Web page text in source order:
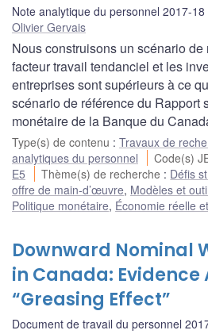
Note analytique du personnel 2017-18
Olivier Gervais
Nous construisons un scénario
facteur travail tendanciel et les
entreprises sont supérieurs à ce
scénario de référence du Rapport
monétaire de la Banque du
Type(s) de contenu : Travaux de
analytiques du personnel
Code(s)
E5
Thème(s) de recherche : Défis
offre de main-d’œuvre, Modèles et
Politique monétaire, Économie réelle
Downward Nominal
in Canada: Evidence
“Greasing Effect”
Document de travail du personnel